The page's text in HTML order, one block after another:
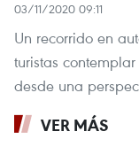
03/11/2020 09:11
Un recorrido en
turistas
desde una
VER MÁS